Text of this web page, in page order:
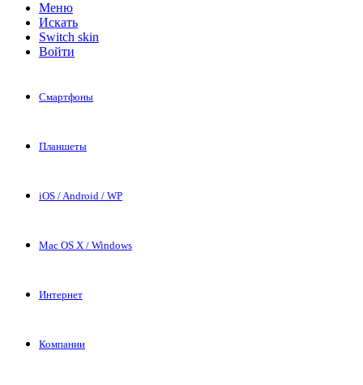
Меню
Искать
Switch skin
Войти
Смартфоны
Планшеты
iOS / Android / WP
Mac OS X / Windows
Интернет
Компании